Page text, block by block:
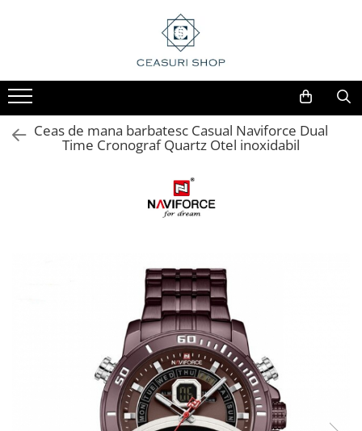
Ceas de mana barbatesc Casual Naviforce Dual
Time Cronograf Quartz Otel inoxidabil